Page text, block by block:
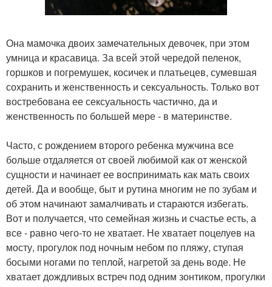
Она мамочка двоих замечательных девочек, при этом
умница и красавица. За всей этой чередой пеленок,
горшков и погремушек, косичек и платьецев, сумевшая
сохранить и женственность и сексуальность. Только вот
востребована ее сексуальность частично, да и
женственность по большей мере - в материнстве.
Часто, с рождением второго ребенка мужчина все
больше отдаляется от своей любимой как от женской
сущности и начинает ее воспринимать как мать своих
детей. Да и вообще, быт и рутина многим не по зубам и
об этом начинают замалчивать и стараются избегать.
Вот и получается, что семейная жизнь и счастье есть, а
все - равно чего-то не хватает. Не хватает поцелуев на
мосту, прогулок под ночным небом по пляжу, ступая
босыми ногами по теплой, нагретой за день воде. Не
хватает дождливых встреч под одним зонтиком, прогулки